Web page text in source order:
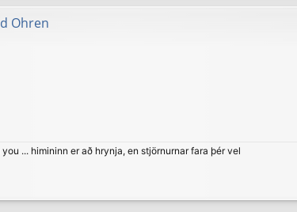
Ohren
... himininn er að hrynja, en stjörnurnar fara þér vel